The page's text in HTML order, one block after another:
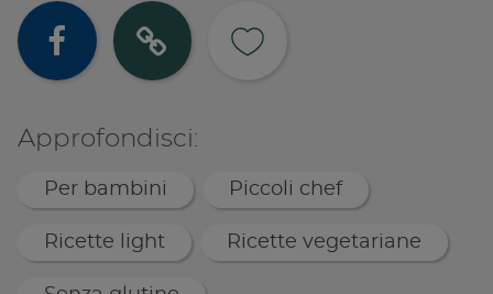
Condividi
Copia
Approfondisci:
Per bambini Piccoli chef
Ricette light Ricette vegetariane